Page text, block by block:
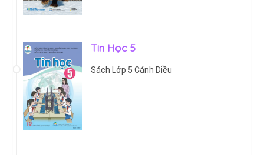
Tin Học 5
Sách Lớp 5 Cánh Diều